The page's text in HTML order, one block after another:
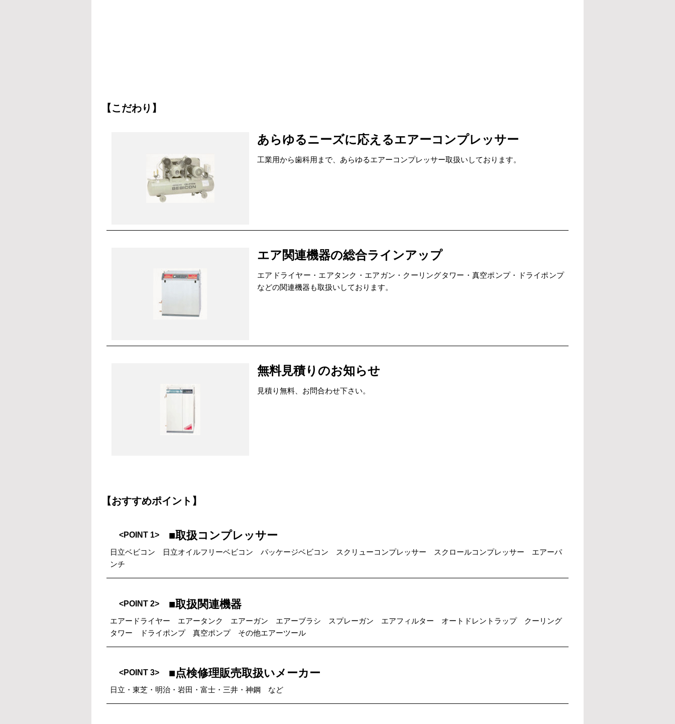
【こだわり】
あらゆるニーズに応えるエアーコンプレッサー
工業用から歯科用まで、あらゆるエアーコンプレッサー取扱いしております。
エア関連機器の総合ラインアップ
エアドライヤー・エアタンク・エアガン・クーリングタワー・真空ポンプ・ドライポンプ
などの関連機器も取扱いしております。
無料見積りのお知らせ
見積り無料、お問合わせ下さい。
【おすすめポイント】
<POINT 1> ■取扱コンプレッサー
日立ベビコン 日立オイルフリーベビコン パッケージベビコン スクリューコンプレッサー スクロールコンプレッサー エアーパ
ンチ
<POINT 2> ■取扱関連機器
エアードライヤー エアータンク エアーガン エアーブラシ スプレーガン エアフィルター オートドレントラップ クーリング
タワー ドライポンプ 真空ポンプ その他エアーツール
<POINT 3> ■点検修理販売取扱いメーカー
日立・東芝・明治・岩田・富士・三井・神鋼 など